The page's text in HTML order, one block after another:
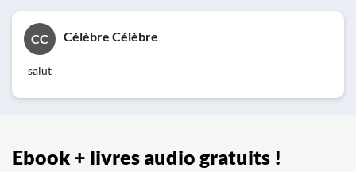
CC Célèbre Célèbre
salut
Ebook + livres audio gratuits !